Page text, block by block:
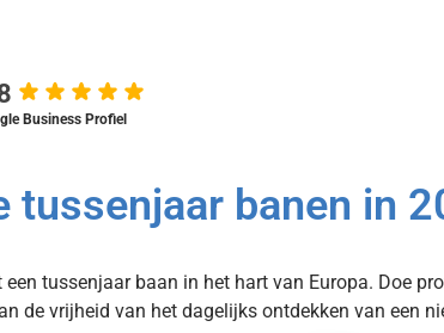
Business Profiel
tussenjaar banen in
tussenjaar baan in het hart van Europa. Doe
de vrijheid van het dagelijks ontdekken van een